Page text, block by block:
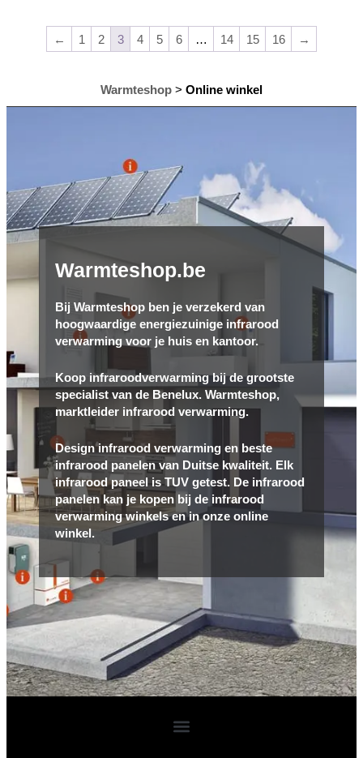
← 1 2 3 4 5 6 … 14 15 16 →
Warmteshop > Online winkel
Warmteshop.be
Bij Warmteshop ben je verzekerd van
hoogwaardige energiezuinige infrarood
verwarming voor je huis en kantoor.
Koop infraroodverwarming bij de grootste
specialist van de Benelux. Warmteshop,
marktleider infrarood verwarming.
Design infrarood verwarming en beste
infrarood panelen van Duitse kwaliteit. Elk
infrarood paneel is TUV getest. De infrarood
panelen kan je kopen bij de infrarood
verwarming winkels en in onze online
winkel.